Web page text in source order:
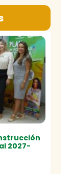
2027-